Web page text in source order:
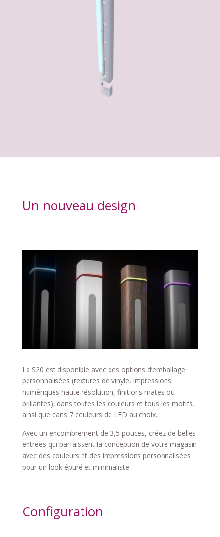
Un nouveau design
La S20 est disponible avec des options d’emballage
personnalisées (textures de vinyle, impressions
numériques haute résolution, finitions mates ou
brillantes), dans toutes les couleurs et tous les motifs,
ainsi que dans 7 couleurs de LED au choix.
Avec un encombrement de 3,5 pouces, créez de belles
entrées qui parfaissent la conception de votre magasin
avec des couleurs et des impressions personnalisées
pour un look épuré et minimaliste.
Configuration